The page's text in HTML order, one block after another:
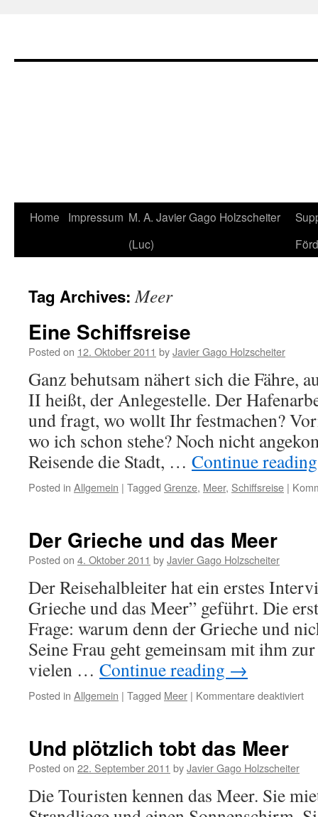
Skip
Home Impressum M. A. Javier Gago Holzscheiter
(Luc)
Tag Archives:Meer
Eine Schiffsreise
Posted on 12. Oktober 2011 byJavier Gago Holzscheiter
Ganz behutsam nähert sich die Fähre,
II heißt, der Anlegestelle. Der
und fragt, wo wollt Ihr festmachen?
wo ich schon stehe? Noch nicht
Reisende die Stadt, … Continue
Posted in Allgemein | Tagged Grenze, Meer, Schiffsreise |
Der Grieche und das Meer
Posted on 4. Oktober 2011 byJavier Gago Holzscheiter
Der Reisehalbleiter hat ein erstes
Grieche und das Meer” geführt. Die
Frage: warum denn der Grieche und
Seine Frau geht gemeinsam mit ihm
vielen … Continue reading →
Posted in Allgemein | Tagged Meer | Kommentare deaktiviert
Und plötzlich tobt das Meer
Posted on 22. September 2011 byJavier Gago Holzscheiter
Die Touristen kennen das Meer. Sie